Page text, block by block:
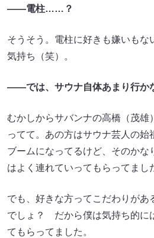
――電柱……？
そうそう。電柱に好きも嫌いもな
気持ち（笑）。
――では、サウナ自体あまり行か
むかしからサバンナの高橋（茂雄
ってて。あの方はサウナ芸人の始
ブームになってるけど、そのかな
はよく連れていってもらってまし
でも、好きな方ってこだわりがあ
でしょ？ だから僕は気持ち的に
てもらってました。